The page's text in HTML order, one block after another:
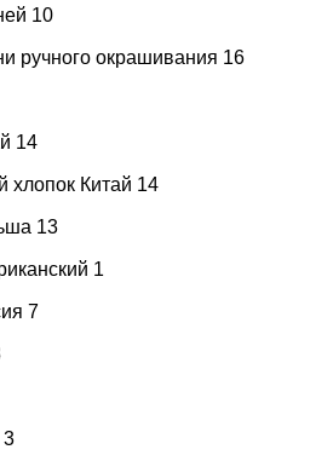
10
ручного окрашивания 16
14
хлопок Китай 14
13
1
7
3